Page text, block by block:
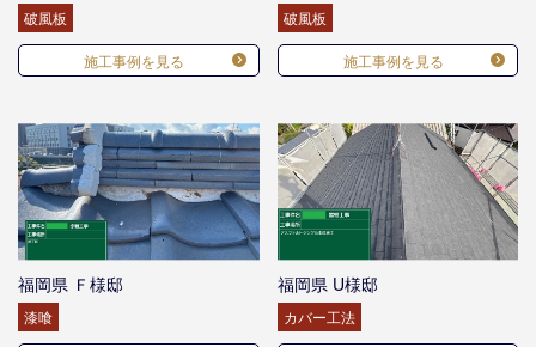
破風板
施工事例を見る
破風板
施工事例を見る
福岡県 Ｆ様邸
漆喰
福岡県 U様邸
カバー工法